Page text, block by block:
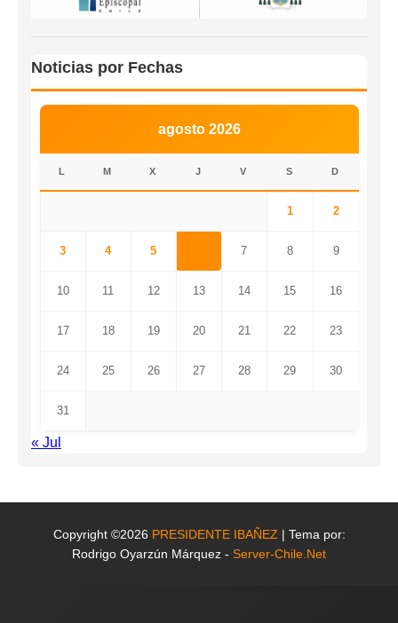
Noticias por Fechas
agosto 2026
L M X J V S D
1 2
3 4 5 7 8 9
10 11 12 13 14 15 16
17 18 19 20 21 22 23
24 25 26 27 28 29 30
31
« Jul
Copyright ©2026 PRESIDENTE IBAÑEZ | Tema por:
Rodrigo Oyarzún Márquez - Server-Chile.Net